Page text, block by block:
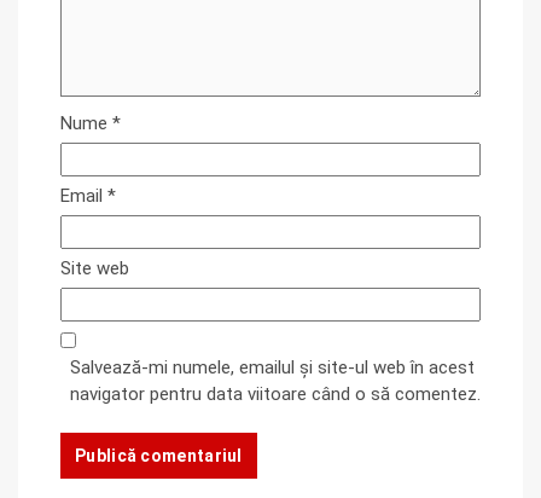
Nume *
Email *
Site web
Salvează-mi numele, emailul și site-ul web în acest
navigator pentru data viitoare când o să comentez.